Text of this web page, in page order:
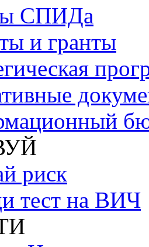
СПИДа
и гранты
риск
тест на ВИЧ